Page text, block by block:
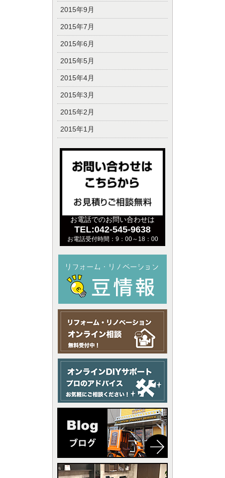
2015年9月
2015年7月
2015年6月
2015年5月
2015年4月
2015年3月
2015年2月
2015年1月
お電話でのお問い合わせは
TEL:042-545-9638
お電話受付時間：9：00～18：00